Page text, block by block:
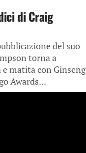
di Craig
del suo
torna a
matita con Ginseng
Awards...